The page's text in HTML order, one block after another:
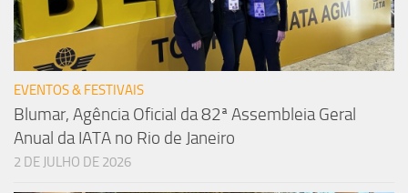
EVENTOS & FESTIVAIS
Blumar, Agência Oficial da 82ª Assembleia Geral
Anual da IATA no Rio de Janeiro
2 DE JULHO DE 2026